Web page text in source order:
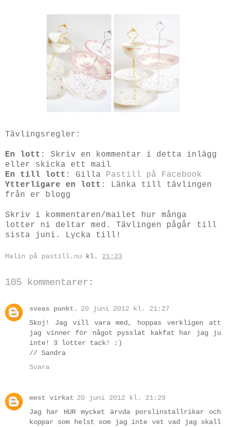
Tävlingsregler:
En lott : Skriv en kommentar i detta inlägg
eller skicka ett mail
En till lott : Gilla Pastill på Facebook
Ytterligare en lott : Länka till tävlingen
från er blogg
Skriv i kommentaren/mailet hur många
lotter ni deltar med. Tävlingen pågår till
sista juni. Lycka till!
Malin på pastill.nu kl. 21:23
105 kommentarer:
sveas punkt.
20 juni 2012 kl. 21:27
Skoj! Jag vill vara med, hoppas verkligen att
jag vinner för något pysslat kakfat har jag ju
inte! 3 lotter tack! :)
// Sandra
Svara
mest virkat 20 juni 2012 kl. 21:29
Jag har HUR mycket ärvda porslinstallrikar och
koppar som helst som jag inte vet vad jag skall